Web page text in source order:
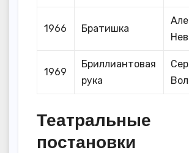
1966 Братишка
1969
Бриллиантовая
рука
Театральные
постановки